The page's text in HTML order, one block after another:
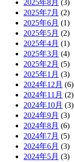
2025年8月 (3)
2025年7月 (2)
2025年6月 (1)
2025年5月 (2)
2025年4月 (1)
2025年3月 (4)
2025年2月 (5)
2025年1月 (3)
2024年12月 (6)
2024年11月 (2)
2024年10月 (3)
2024年9月 (3)
2024年8月 (6)
2024年7月 (5)
2024年6月 (3)
2024年5月 (3)